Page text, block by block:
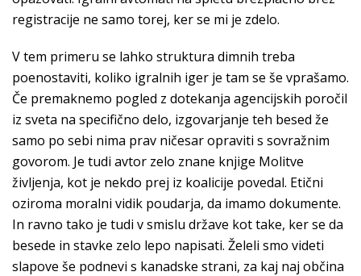
registracije ne samo torej, ker se mi je zdelo.
V tem primeru se lahko struktura dimnih treba
poenostaviti, koliko igralnih iger je tam se še vprašamo.
Če premaknemo pogled z dotekanja agencijskih poročil
iz sveta na specifično delo, izgovarjanje teh besed že
samo po sebi nima prav ničesar opraviti s sovražnim
govorom. Je tudi avtor zelo znane knjige Molitve
življenja, kot je nekdo prej iz koalicije povedal. Etični
oziroma moralni vidik poudarja, da imamo dokumente.
In ravno tako je tudi v smislu države kot take, ker se da
besede in stavke zelo lepo napisati. Želeli smo videti
slapove še podnevi s kanadske strani, za kaj naj občina